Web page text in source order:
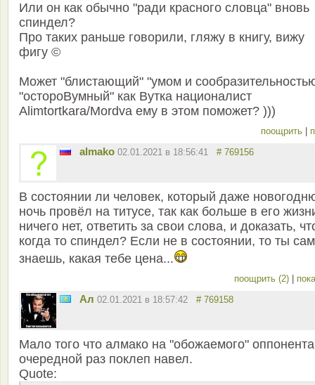
Или он как обычно "ради красного словца" вновь
спиндел?
Про таких раньше говорили, гляжу в книгу, вижу
фигу ©
Может "блистающий" "умом и
"остороВумный" как Вутка националист
Alimtortkara/Mordva ему в этом поможет? )))
поощрить
almako 02.01.2021 в 18:56:41 # 769156
В состоянии ли человек, который даже
ночь провёл на титусе, так как больше в его
ничего нет, ответить за свои слова, и доказать,
когда то спиндел? Если не в состоянии, то ты сам
знаешь, какая тебе цена...
поощрить (2)
Ал 02.01.2021 в 18:57:42 # 769158
Мало того что алмако на "обожаемого"
очередной раз поклеп навел.
Quote: